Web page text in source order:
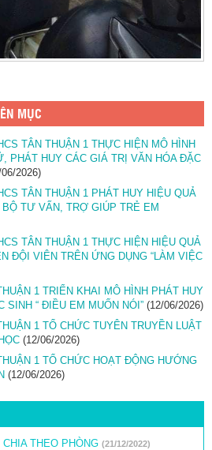
MỤC
TÂN THUẬN 1 THỰC HIỆN MÔ HÌNH
PHÁT HUY CÁC GIÁ TRỊ VĂN HÓA ĐẶC
2026)
TÂN THUẬN 1 PHÁT HUY HIỆU QUẢ
TƯ VẤN, TRỢ GIÚP TRẺ EM
TÂN THUẬN 1 THỰC HIỆN HIỆU QUẢ
ĐỘI VIÊN TRÊN ỨNG DỤNG “LÀM VIỆC
1 TRIỂN KHAI MÔ HÌNH PHÁT HUY
SINH “ ĐIỀU EM MUỐN NÓI” (12/06/2026)
1 TỔ CHỨC TUYÊN TRUYỀN LUẬT
(12/06/2026)
1 TỔ CHỨC HOẠT ĐỘNG HƯỚNG
(12/06/2026)
THEO PHÒNG (21/12/2022)